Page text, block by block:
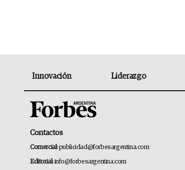
Innovación Liderazgo
Contactos
Comercial:publicidad@forbesargentina.com
Editorial:info@forbesargentina.com